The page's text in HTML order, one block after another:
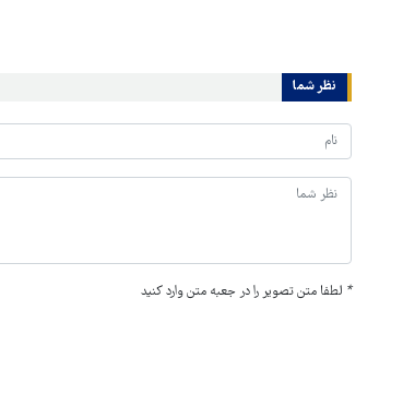
نظر شما
* لطفا متن تصویر را در جعبه متن وارد کنید